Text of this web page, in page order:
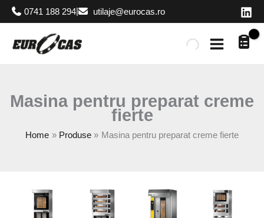
Skip
0741 188 294 utilaje@eurocas.ro
Masina pentru preparat creme
fierte
Home Produse Masina pentru preparat creme fierte